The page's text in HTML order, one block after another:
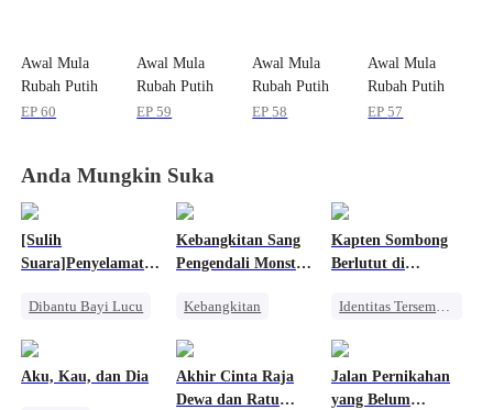
Awal Mula
Rubah Putih
Kecil
EP60
Awal Mula
Rubah Putih
Kecil
EP59
Awal Mula
Rubah Putih
Kecil
EP58
Awal Mula
Rubah Putih
Kecil
EP57
Anda Mungkin Suka
[Sulih
Suara]Penyelamat
Dibantu Bayi Lucu
Kebangkitan Sang
Pengendali Monster
Kebangkitan
Anime
Kapten Sombong
Berlutut di
Pilot LegendarisIdentitas Tersembunyi
Kebangkitan
Aku, Kau, dan Dia
Akhir Cinta Raja
Dewa dan Ratu
Jalan Pernikahan
yang Belum